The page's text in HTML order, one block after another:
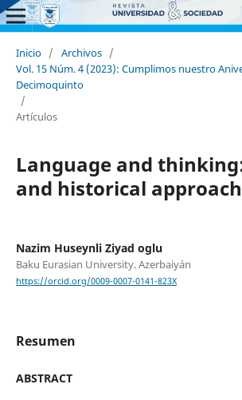
Inicio / Archivos /
Vol. 15 Núm. 4 (2023): Cumplimos nuestro
Decimoquinto
/
Artículos
Language and
and historical
Nazim Huseynli Ziyad oglu
Baku Eurasian University. Azerbaiyán
https://orcid.org/0009-0007-0141-823X
Resumen
ABSTRACT